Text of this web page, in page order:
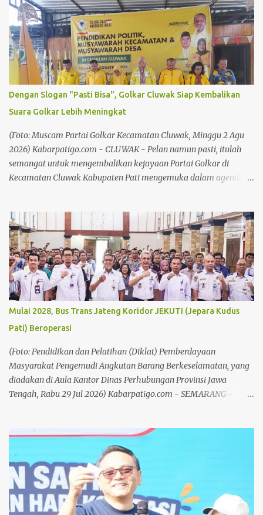
sanksi kepada empat pemain yang terlibat dalam insiden
tersebut. Tiga pemain BJL 2000 FC Semarang dijatuhi sanksi
disiplin, karena dinilai terlibat dalam kericuhan. Lakeisha Rafie
Ahza asal BJL 2000 FC, mendapat hukuman skorsing satu
pertandingan. Ia dinilai melakukan tindakan kekerasan berupa
menendang pemain USP Pati hingga memicu kericuhan di
lapangan. Sementara itu, Ryu Tanaka Prasetya dijatuhi hukuman
tambahan berupa skorsing satu pertandingan. Selain itu, dikenai
denda Rp1 juta, setelah dinyatakan terbukti melakukan provokasi
dan tindakan kekerasan berupa mendorong pemain USP Pati.
Baca juga: Chandra: Pek...
Dengan Slogan "Pasti Bisa", Golkar Cluwak Siap Kembalikan
Suara Golkar Lebih Meningkat
(Foto: Muscam Partai Golkar Kecamatan Cluwak, Minggu 2 Agu
2026) Kabarpatigo.com - CLUWAK - Pelan namun pasti, itulah
semangat untuk mengembalikan kejayaan Partai Golkar di
Kecamatan Cluwak Kabupaten Pati mengemuka dalam agenda
pengurus di wilayah Kecamatan Cluwak berkomitmen
meningkatkan perolehan suara pada Pemilu mendatang. Baca
juga: Bersilaturahmi Bersama Awak Media, Kapolresta Pati
Sampaikan Apresiasi dan Ucapan Terima Kasih Baca juga: Tokoh
Muhammadiyah Pati dan Pendiri BMT Fastabiq, Muhammad
Ridwan Tutup Usia Dalam kesempatan tersebut, Ketua DPD Partai
Golkar Kabupaten Pati, Endang Sri Wahyuningati menitipkan
pesan kepada seluruh kader dan pengurus Partai Golkar hingga
tingkat desa agar bekerja lebih maksimal dalam membesarkan
partai. Anggota DPRD Pati tersebut menegaskan, target
peningkatan suara harus menjadi perhatian bersama mengingat
pada pemilu-p...
Mulai 2028, Bus Trans Jateng Koridor JEKUTI (Jepara Kudus
Pati) Beroperasi
(Foto: Pendidikan dan Pelatihan (Diklat) Pemberdayaan
Masyarakat Pengemudi Angkutan Barang Berkeselamatan, yang
diadakan di Aula Kantor Dinas Perhubungan Provinsi Jawa
Tengah, Rabu 29 Jul 2026) Kabarpatigo.com - SEMARANG -
wilayahnya. Dimana, kelancaran transportasi memiliki kaitan
erat dengan pengendalian inflasi di daerah. Perluasan Angkutan
massal di Jateng, rencananya akan dioperasikan koridor Gelang
Manggung yang menghubungkan wilayah Kabupaten Magelang,
Kota Magelang, dan Kabupaten Temanggung pada 2027. Setelah
itu, untuk wilayah Jekuti (Jepara, Kudus, Pati) akan dioperasikan